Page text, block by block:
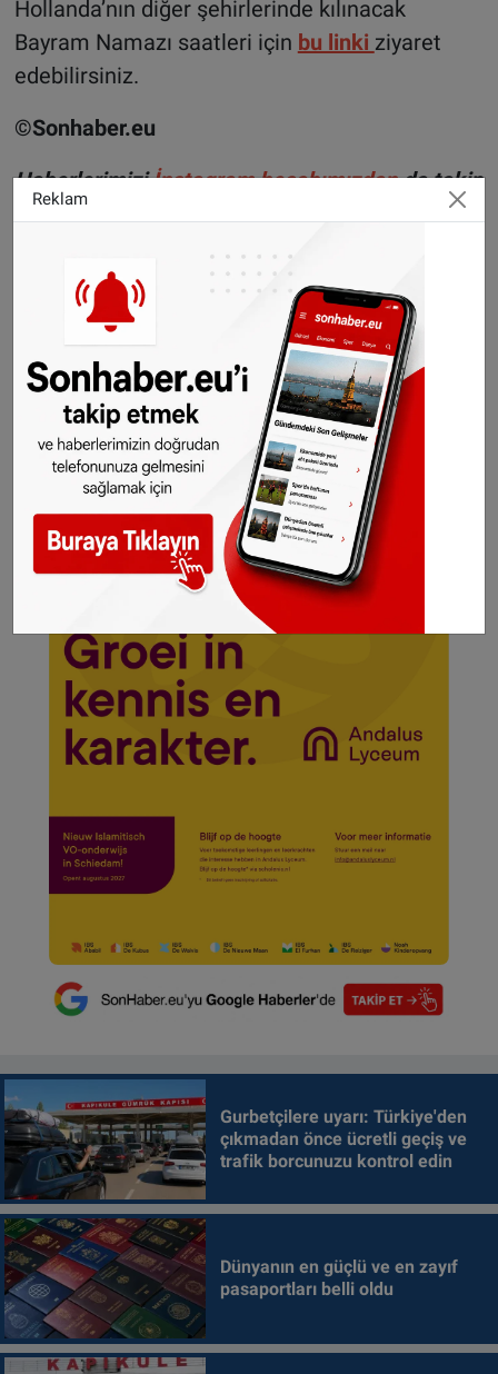
Hollanda’nın diğer şehirlerinde kılınacak
Bayram Namazı saatleri için bu linki ziyaret
edebilirsiniz.
©Sonhaber.eu
Haberlerimizi İnstagram hesabımızdan da takip
edebilirsiniz.
WhatsAppta ücretsiz bültenimize abone olun,
Hollanda ve diğer Avrupa ülkeleri gündeminden
seçtiğimiz haberler her gün telefonunuza
gelsin!Abone olmak için tıklayın
Sitemizde yayımlanan haberlerin her türlü
hakkıSONHABER.eu ’ya aittir. Haberin linki
kaynak olarak gösterilmeden alınan haberler
için hukuki işlem başlatılacaktır.
Gurbetçilere uyarı: Türkiye'den
çıkmadan önce ücretli geçiş ve
trafik borcunuzu kontrol edin
Dünyanın en güçlü ve en zayıf
pasaportları belli oldu
Reklam